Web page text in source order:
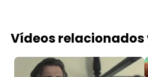
Vídeos